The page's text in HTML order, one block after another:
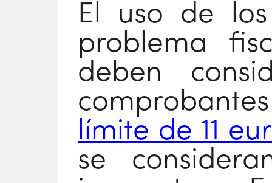
El uso de
problema
deben
límite de 11
se